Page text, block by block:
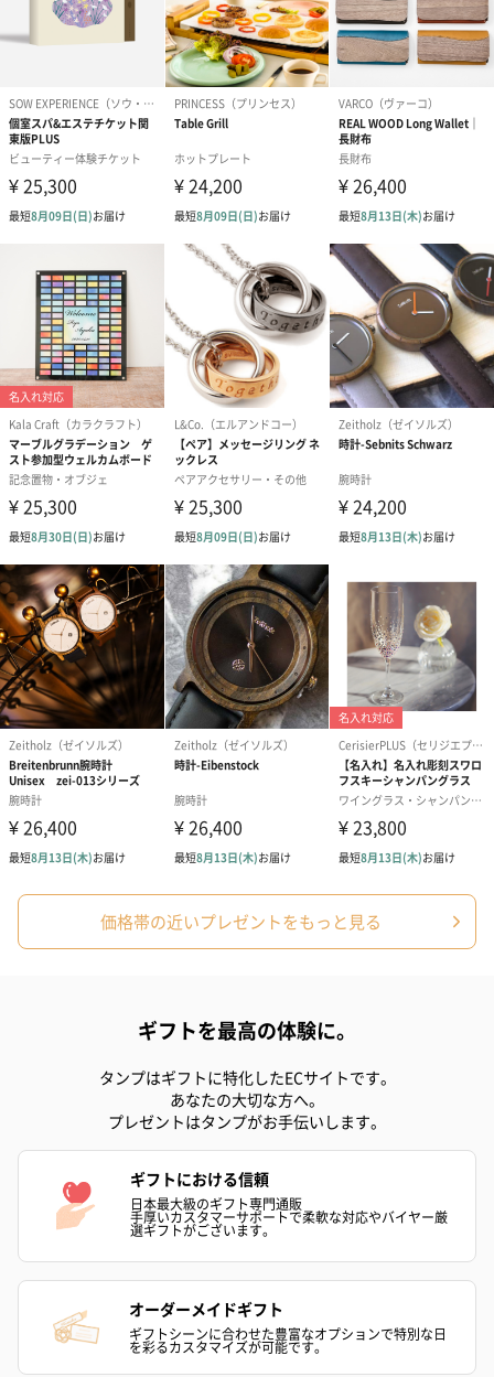
価格帯の近いプレゼントをもっと見る
ギフトを最高の体験に。
タンプはギフトに特化したECサイトです。
あなたの大切な方へ。
プレゼントはタンプがお手伝いします。
ギフトにおける信頼
日本最大級のギフト専門通販
手厚いカスタマーサポートで柔軟な対応やバイヤー厳
選ギフトがございます。
オーダーメイドギフト
ギフトシーンに合わせた豊富なオプションで特別な日
を彩るカスタマイズが可能です。